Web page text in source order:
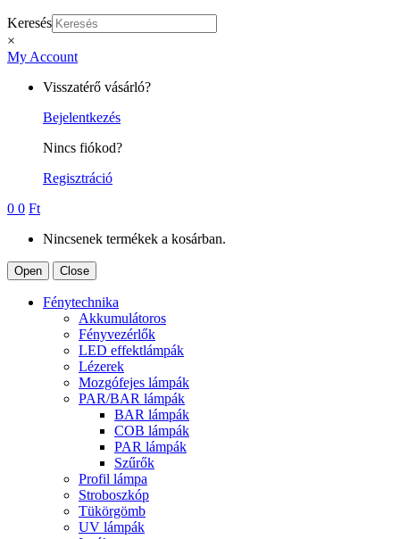
Keresés
×
My Account
Visszatérő vásárló?
Bejelentkezés
Nincs fiókod?
Regisztráció
0 0 Ft
Nincsenek termékek a kosárban.
Open Close
Fénytechnika
Akkumulátoros
Fényvezérlők
LED effektlámpák
Lézerek
Mozgófejes lámpák
PAR/BAR lámpák
BAR lámpák
COB lámpák
PAR lámpák
Szűrők
Profil lámpa
Stroboszkóp
Tükörgömb
UV lámpák